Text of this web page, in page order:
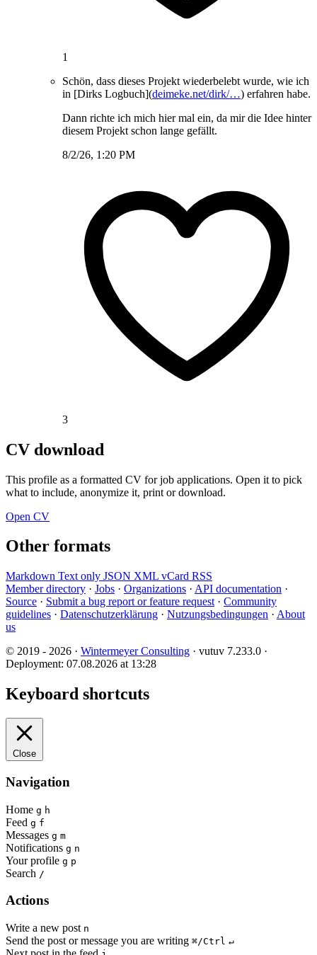
1
Schön, dass dieses Projekt wiederbelebt wurde, wie ich
in [Dirks Logbuch](deimeke.net/dirk/…) erfahren habe.
Dann richte ich mich hier mal ein, da mir die Idee hinter
diesem Projekt schon lange gefällt.
8/2/26, 1:20 PM
3
CV download
This profile as a formatted CV for job applications. Open it to pick
what to include, anonymize it, print or download.
Open CV
Other formats
Markdown Text only JSON XML vCard RSS
Member directory · Jobs · Organizations · API documentation ·
Source · Submit a bug report or feature request · Community
guidelines · Datenschutzerklärung · Nutzungsbedingungen · About
us
© 2019 - 2026 · Wintermeyer Consulting · vutuv 7.233.0 ·
Deployment: 07.08.2026 at 13:28
Keyboard shortcuts
Close
Navigation
Home g h
Feed g f
Messages g m
Notifications g n
Your profile g p
Search /
Actions
Write a new post n
Send the post or message you are writing ⌘/Ctrl ↵